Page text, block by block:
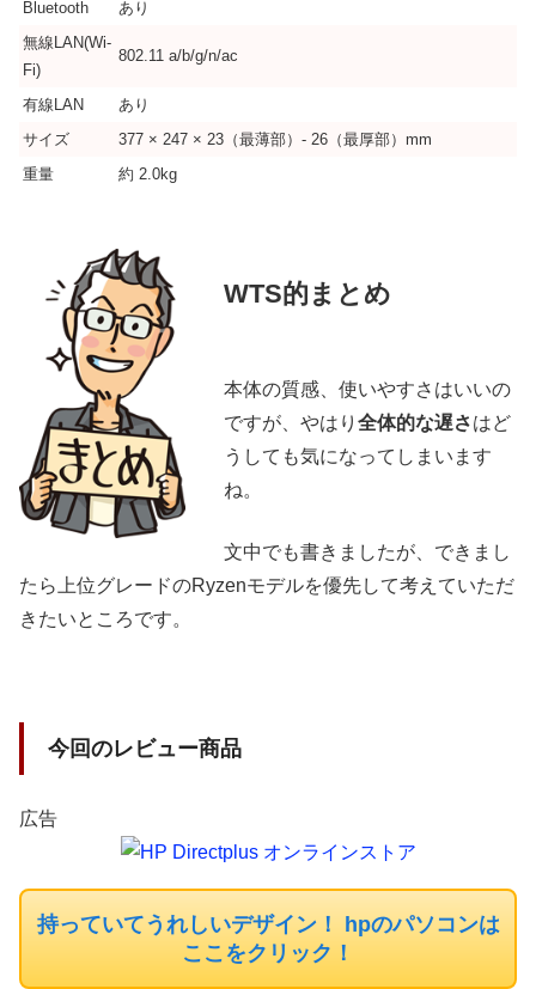
Bluetooth
あり
無線LAN(Wi-
Fi)
802.11 a/b/g/n/ac
有線LAN
あり
サイズ
377 × 247 × 23（最薄部）- 26（最厚部）mm
重量
約 2.0kg
WTS的まとめ
本体の質感、使いやすさはいいの
ですが、やはり 全体的な遅さはど
うしても気になってしまいます
ね。
文中でも書きましたが、できまし
たら上位グレードのRyzenモデルを優先して考えていただ
きたいところです。
今回のレビュー商品
広告
持っていてうれしいデザイン！ hpのパソコンは
ここをクリック！